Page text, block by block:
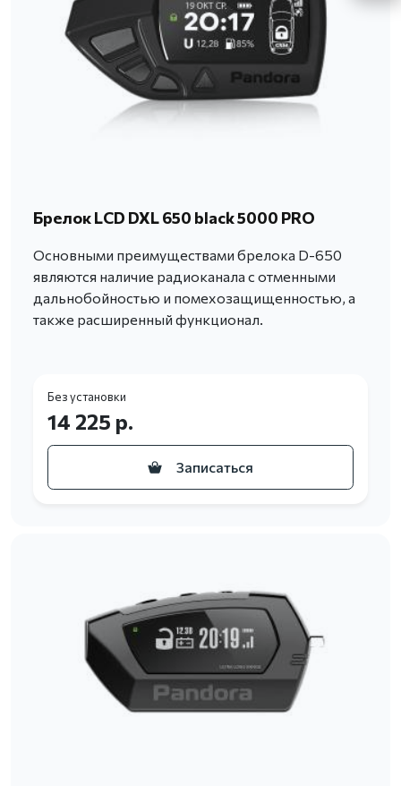
Брелок LCD DXL 650 black 5000 PRO
Основными преимуществами брелока D-650
являются наличие радиоканала с отменными
дальнобойностью и помехозащищенностью, а
также расширенный функционал.
Без установки
14 225 р.
Записаться